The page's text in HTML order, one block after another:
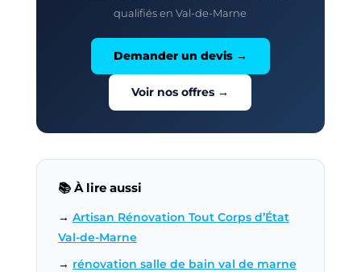
qualifiés en Val-de-Marne
Demander un devis →
Voir nos offres →
📚 À lire aussi
→ Artisan Rénovation Tout Corps d’État
Val-de-Marne
→ rénovation salle de bain val de marne